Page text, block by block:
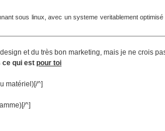
sous linux, avec un systeme veritablement optimisé
et du très bon marketing, mais je ne crois
ce qui estpour toi
matériel)[/^]
^]